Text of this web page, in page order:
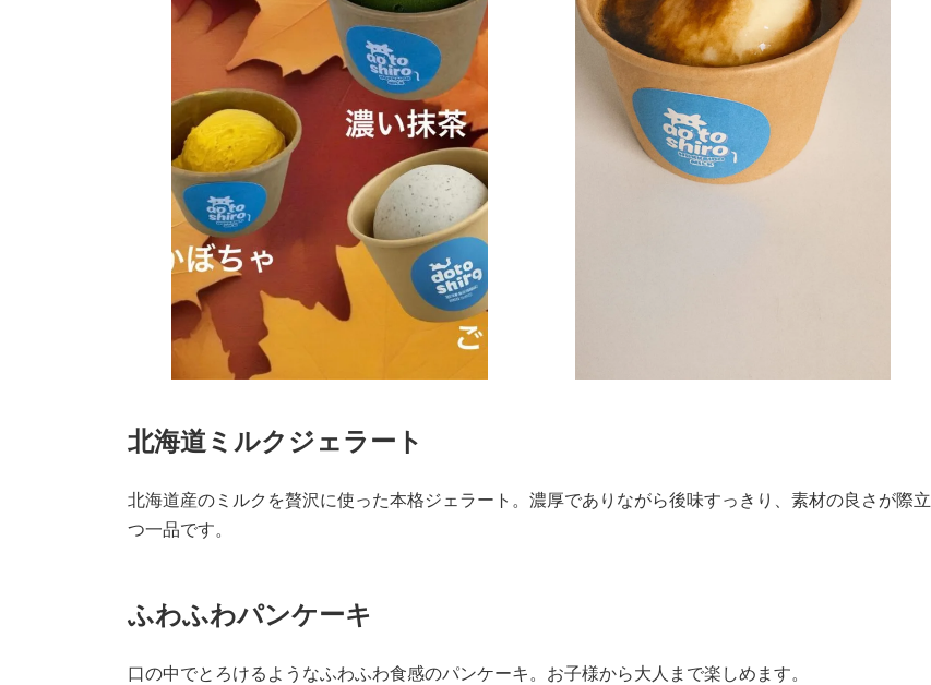
北海道ミルクジェラート
北海道産のミルクを贅沢に使った本格ジェラート。濃厚でありながら後味すっきり、素材の良さが際立
つ一品です。
ふわふわパンケーキ
口の中でとろけるようなふわふわ食感のパンケーキ。お子様から大人まで楽しめます。